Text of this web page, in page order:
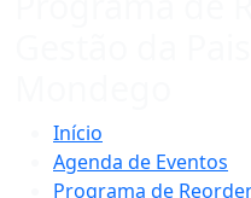
Início
Agenda de Eventos
Programa de